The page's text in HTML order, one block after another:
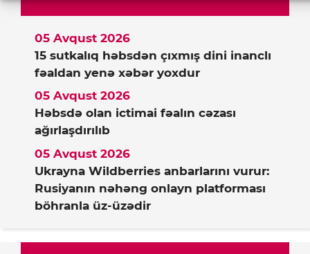
15 sutkalıq həbsdən çıxmış dini inanclı
fəaldan yenə xəbər yoxdur
05 Avqust 2026
Həbsdə olan ictimai fəalın cəzası
ağırlaşdırılıb
05 Avqust 2026
Ukrayna Wildberries anbarlarını vurur:
Rusiyanın nəhəng onlayn platforması
böhranla üz-üzədir
05 Avqust 2026